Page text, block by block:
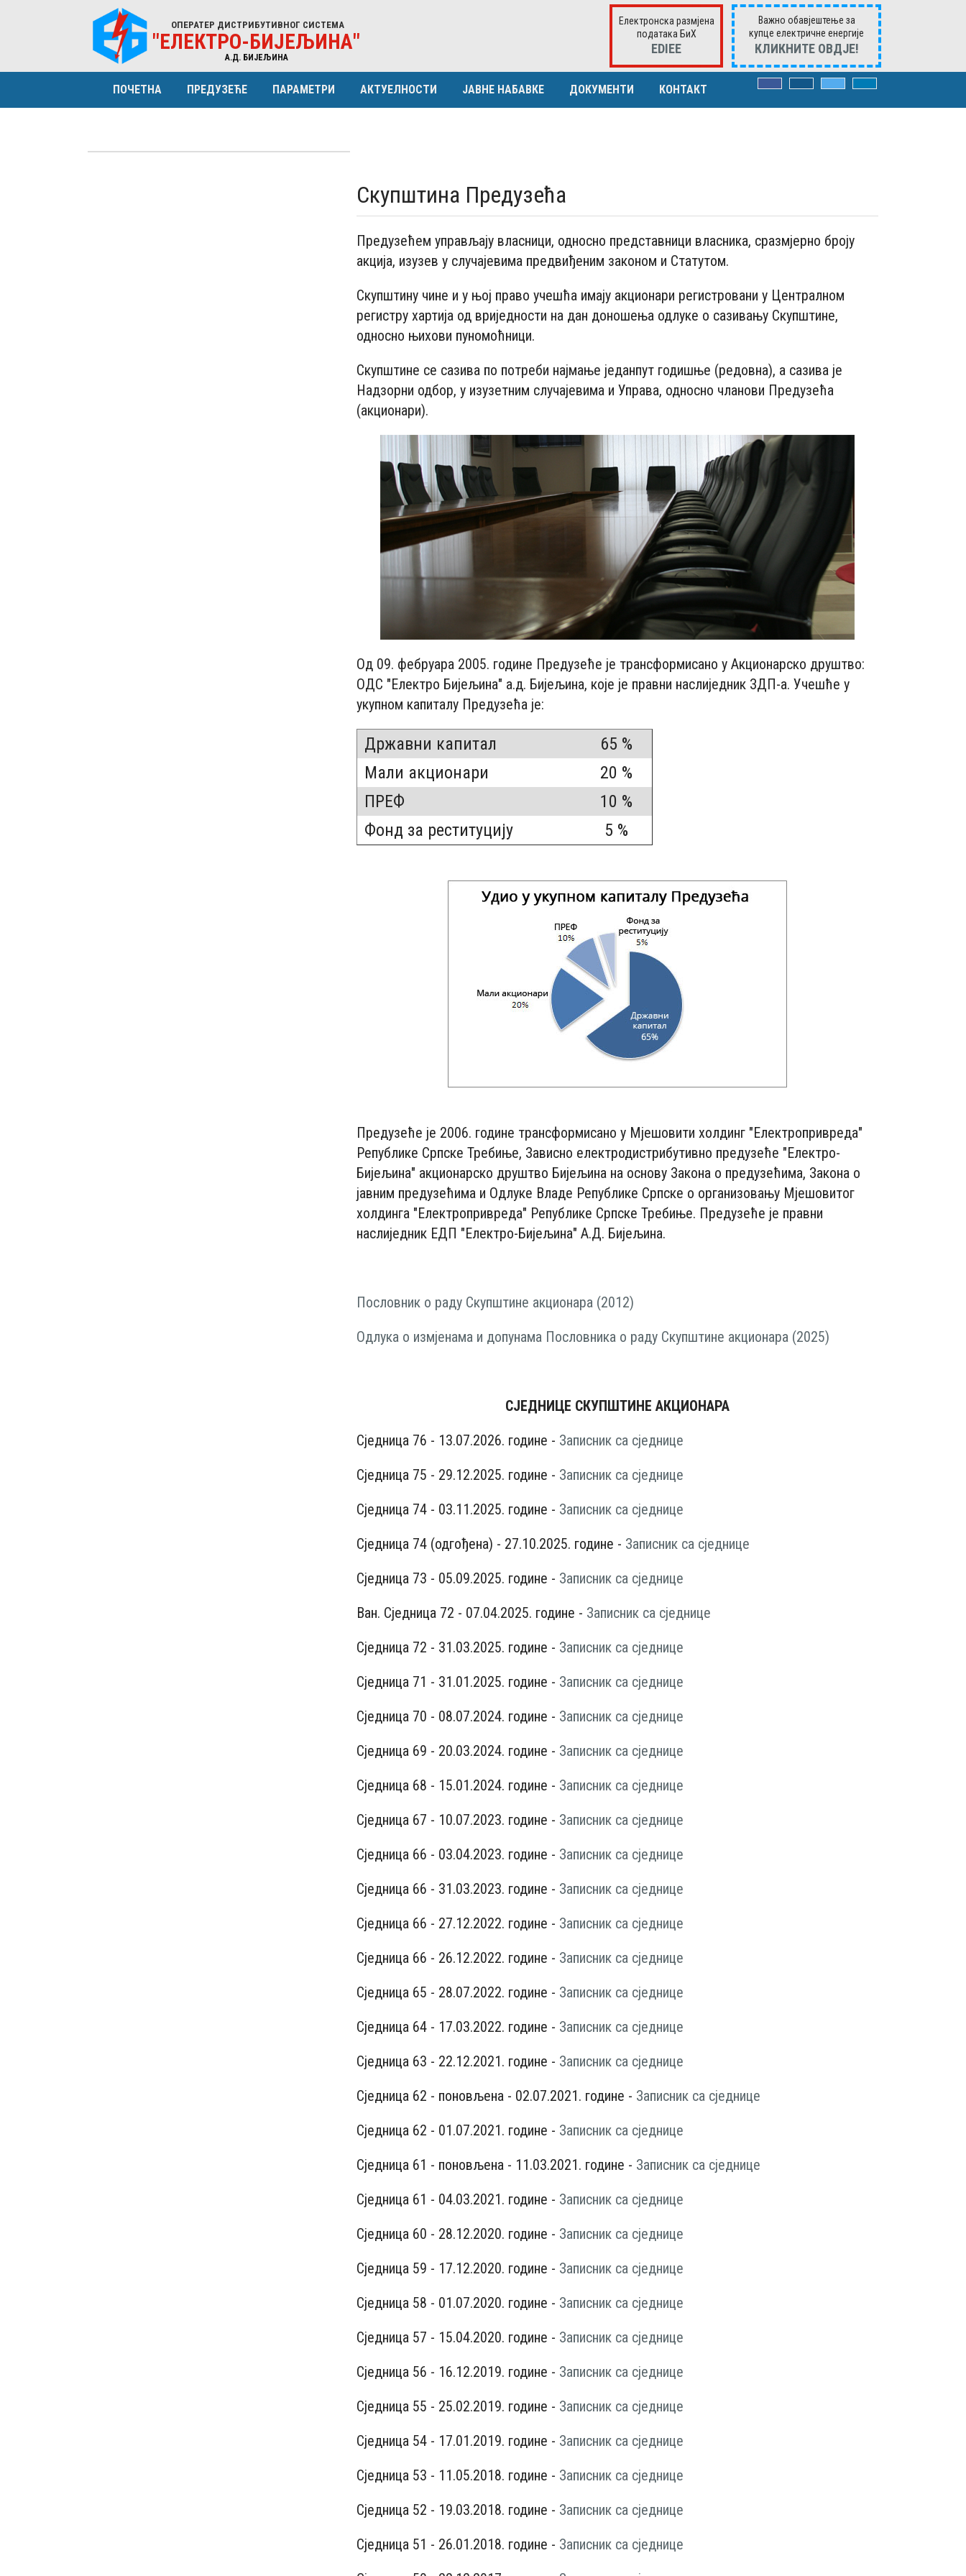
ОПЕРАТЕР ДИСТРИБУТИВНОГ СИСТЕМА
"ЕЛЕКТРО-БИЈЕЉИНА"
A.Д. БИЈЕЉИНА
Електронска размјена
података БиХ
ЕDIEE
Важно обавјештење за
купце електричне енергије
КЛИКНИTE ОВДЈЕ!
ПОЧЕТНА ПРЕДУЗЕЋЕ
ОРГАНИЗАЦИЈА СКУПШТИНА
ПАРАМЕТРИ
ЕНЕРГИЈА
АКТУЕЛНОСТИ ЈАВНЕ НАБАВКЕ
Извјештај о директним споразумима
ДОКУМЕНТИ КОНТАКТ
Скупштина Предузећа
Предузећем управљају власници, односно представници власника, сразмјерно броју
акција, изузев у случајевима предвиђеним законом и Статутом.
Скупштину чине и у њој право учешћа имају акционари регистровани у Централном
регистру хартија од вриједности на дан доношења одлуке о сазивању Скупштине,
односно њихови пуномоћници.
Скупштине се сазива по потреби најмање једанпут годишње (редовна), а сазива је
Надзорни одбор, у изузетним случајевима и Управа, односно чланови Предузећа
(акционари).
Од 09. фебруара 2005. године Предузеће је трансформисано у Акционарско друштво:
ОДС "Електро Бијељина" а.д. Бијељина, које је правни наслиједник ЗДП-а. Учешће у
укупном капиталу Предузећа је:
Државни капитал
65 %
Мали акционари
20 %
ПРЕФ
10 %
Фонд за реституцију
5 %
Предузеће је 2006. године трансформисано у Мјешовити холдинг "Електропривреда"
Републике Српске Требиње, Зависно електродистрибутивно предузеће "Електро-
Бијељина" акционарско друштво Бијељина на основу Закона о предузећима, Закона о
јавним предузећима и Одлуке Владе Републике Српске о организовању Мјешовитог
холдинга "Електропривреда" Републике Српске Требиње. Предузеће је правни
наслиједник ЕДП "Електро-Бијељина" А.Д. Бијељина.
Пословник о раду Скупштине акционара (2012)
Одлука о измјенама и допунама Пословника о раду Скупштине акционара (2025)
СЈЕДНИЦЕ СКУПШТИНЕ АКЦИОНАРА
Сједница 76 - 13.07.2026. године - Записник са сједнице
Сједница 75 - 29.12.2025. године - Записник са сједнице
Сједница 74 - 03.11.2025. године - Записник са сједнице
Сједница 74 (одгођена) - 27.10.2025. године - Записник са сједнице
Сједница 73 - 05.09.2025. године - Записник са сједнице
Ван. Сједница 72 - 07.04.2025. године - Записник са сједнице
Сједница 72 - 31.03.2025. године - Записник са сједнице
Сједница 71 - 31.01.2025. године - Записник са сједнице
Сједница 70 - 08.07.2024. године - Записник са сједнице
Сједница 69 - 20.03.2024. године - Записник са сједнице
Сједница 68 - 15.01.2024. године - Записник са сједнице
Сједница 67 - 10.07.2023. године - Записник са сједнице
Сједница 66 - 03.04.2023. године - Записник са сједнице
Сједница 66 - 31.03.2023. године - Записник са сједнице
Сједница 66 - 27.12.2022. године - Записник са сједнице
Сједница 66 - 26.12.2022. године - Записник са сједнице
Сједница 65 - 28.07.2022. године - Записник са сједнице
Сједница 64 - 17.03.2022. године - Записник са сједнице
Сједница 63 - 22.12.2021. године - Записник са сједнице
Сједница 62 - поновљена - 02.07.2021. године - Записник са сједнице
Сједница 62 - 01.07.2021. године - Записник са сједнице
Сједница 61 - поновљена - 11.03.2021. године - Записник са сједнице
Сједница 61 - 04.03.2021. године - Записник са сједнице
Сједница 60 - 28.12.2020. године - Записник са сједнице
Сједница 59 - 17.12.2020. године - Записник са сједнице
Сједница 58 - 01.07.2020. године - Записник са сједнице
Сједница 57 - 15.04.2020. године - Записник са сједнице
Сједница 56 - 16.12.2019. године - Записник са сједнице
Сједница 55 - 25.02.2019. године - Записник са сједнице
Сједница 54 - 17.01.2019. године - Записник са сједнице
Сједница 53 - 11.05.2018. године - Записник са сједнице
Сједница 52 - 19.03.2018. године - Записник са сједнице
Сједница 51 - 26.01.2018. године - Записник са сједнице